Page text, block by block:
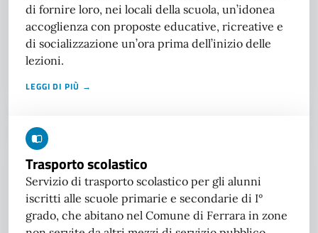
di fornire loro, nei locali della scuola, un’idonea
accoglienza con proposte educative, ricreative e
di socializzazione un’ora prima dell’inizio delle
lezioni.
LEGGI DI PIÙ →
Trasporto scolastico
Servizio di trasporto scolastico per gli alunni
iscritti alle scuole primarie e secondarie di I°
grado, che abitano nel Comune di Ferrara in zone